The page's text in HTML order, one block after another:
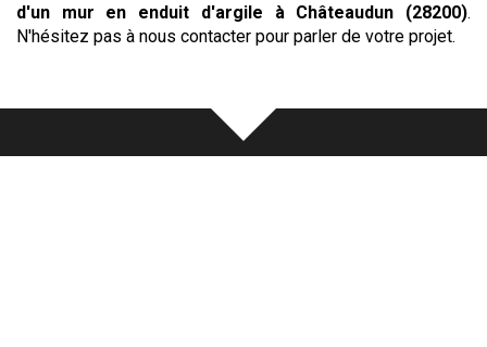
d'un mur en enduit d'argile
à Châteaudun (28200).
N'hésitez pas à nous contacter pour parler de votre projet.